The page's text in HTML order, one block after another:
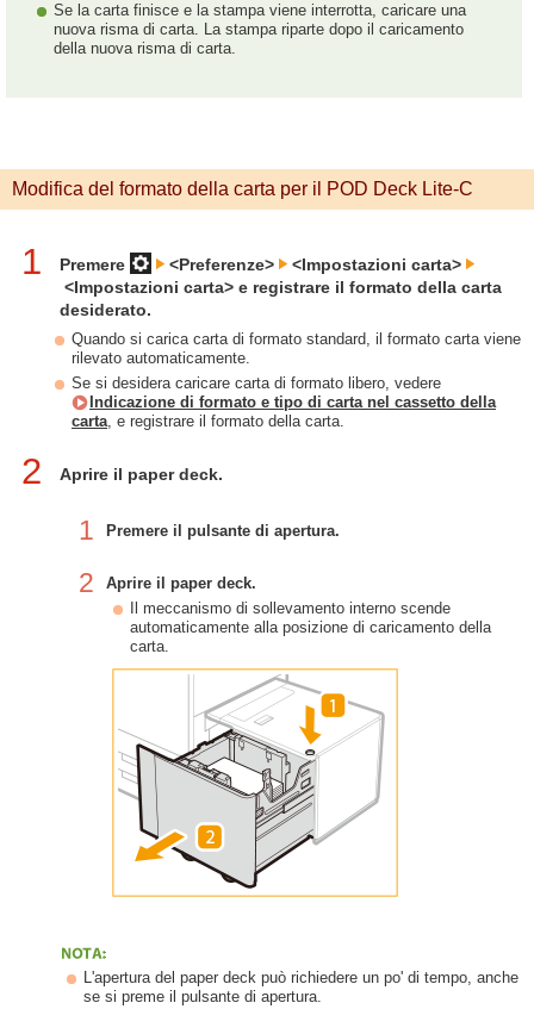
Se la carta finisce e la stampa viene interrotta, caricare una
nuova risma di carta. La stampa riparte dopo il caricamento
della nuova risma di carta.
Modifica del formato della carta per il POD Deck Lite-C
1 Premere <Preferenze>
<Impostazioni carta>
<Impostazioni carta> e registrare il formato della carta
desiderato.
Quando si carica carta di formato standard, il formato carta viene
rilevato automaticamente.
Se si desidera caricare carta di formato libero, vedere
Indicazione di formato e tipo di carta nel cassetto della
carta, e registrare il formato della carta.
2 Aprire il paper deck.
1 Premere il pulsante di apertura.
2
Aprire il paper deck.
Il meccanismo di sollevamento interno scende
automaticamente alla posizione di caricamento della
carta.
L'apertura del paper deck può richiedere un po' di tempo, anche
se si preme il pulsante di apertura.